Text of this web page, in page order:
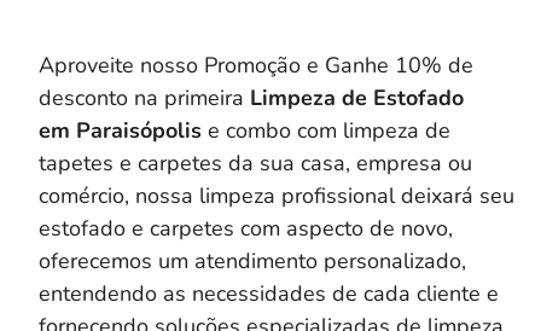
Aproveite nosso Promoção e Ganhe 10% de
desconto na primeira Limpeza de Estofado
em Paraisópolis e combo com limpeza de
tapetes e carpetes da sua casa, empresa ou
comércio, nossa limpeza profissional deixará seu
estofado e carpetes com aspecto de novo,
oferecemos um atendimento personalizado,
entendendo as necessidades de cada cliente e